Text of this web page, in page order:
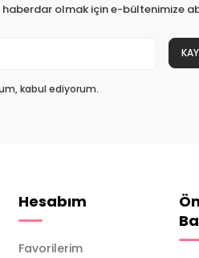
olmak için e-bültenimize
kabul ediyorum.
Hesabım
Favorilerim